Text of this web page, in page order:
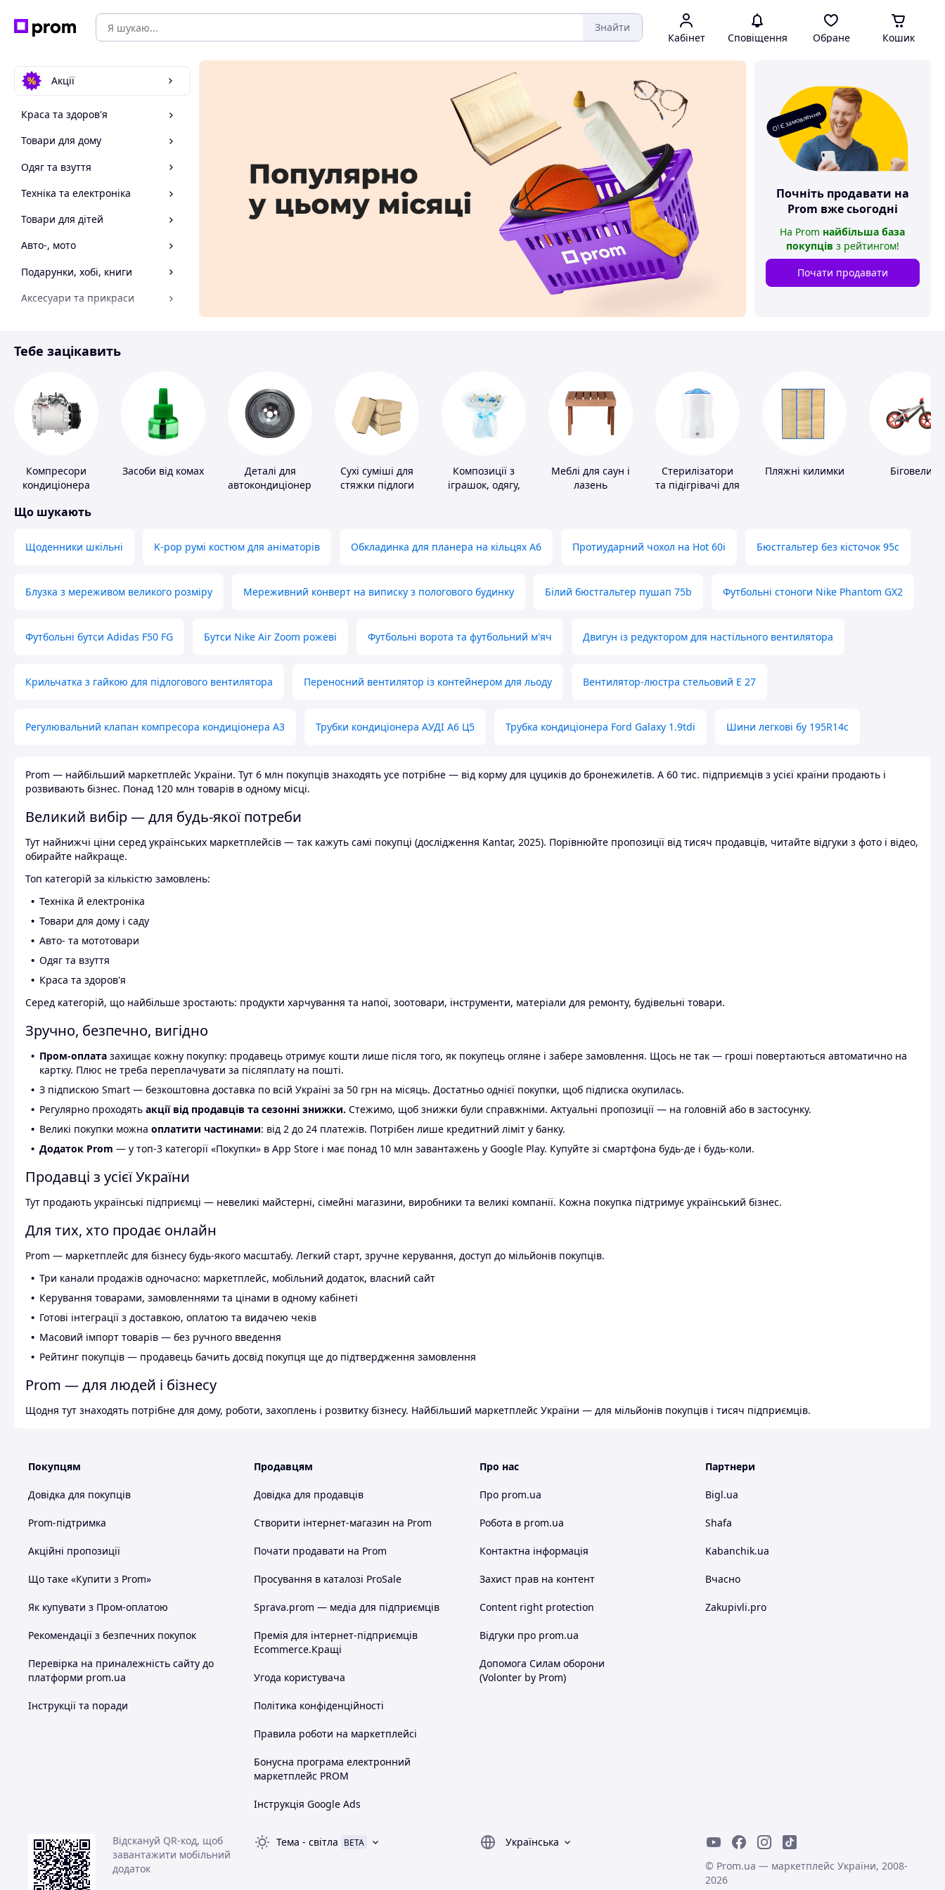
Знайти
Кабінет Сповіщення Обране Кошик
Акції
Краса та здоров'я
Товари для дому
Одяг та взуття
Техніка та електроніка
Товари для дітей
Авто-, мото
Подарунки, хобі, книги
Аксесуари та прикраси
Спорт і відпочинок
О! Є замовлення
Почніть продавати на
Prom вже сьогодні
На Prom найбільша база
покупців з рейтингом!
Почати продавати
Тебе зацікавить
Компресори
кондиціонера
Засоби від комах
Деталі для
автокондиціонерів
Сухі суміші для
стяжки підлоги
Композиції з
іграшок, одягу,
Меблі для саун і
лазень
Стерилізатори
та підігрівачі для
Пляжні килимки Біговели
Що шукають
Щоденники шкільні K-pop румі костюм для аніматорів Обкладинка для планера на кільцях А6 Протиударний чохол на Hot 60i Бюстгальтер без кісточок 95с
Блузка з мереживом великого розміру Мереживний конверт на виписку з пологового будинку Білий бюстгальтер пушап 75b Футбольні стоноги Nike Phantom GX2
Футбольні бутси Adidas F50 FG Бутси Nike Air Zoom рожеві Футбольні ворота та футбольний м'яч Двигун із редуктором для настільного вентилятора
Крильчатка з гайкою для підлогового вентилятора Переносний вентилятор із контейнером для льоду Вентилятор-люстра стельовий E 27
Регулювальний клапан компресора кондиціонера А3 Трубки кондиціонера АУДІ А6 Ц5 Трубка кондиціонера Ford Galaxy 1.9tdi Шини легкові бу 195R14c
Prom — найбільший маркетплейс України. Тут 6 млн покупців знаходять усе потрібне — від корму для цуциків до бронежилетів. А 60 тис. підприємців з усієї країни продають і
розвивають бізнес. Понад 120 млн товарів в одному місці.
Великий вибір — для будь-якої потреби
Тут найнижчі ціни серед українських маркетплейсів — так кажуть самі покупці (дослідження Kantar, 2025). Порівнюйте пропозиції від тисяч продавців, читайте відгуки з фото і відео,
обирайте найкраще.
Топ категорій за кількістю замовлень:
Техніка й електроніка
Товари для дому і саду
Авто- та мототовари
Одяг та взуття
Краса та здоров'я
Серед категорій, що найбільше зростають: продукти харчування та напої, зоотовари, інструменти, матеріали для ремонту, будівельні товари.
Зручно, безпечно, вигідно
Пром-оплата захищає кожну покупку: продавець отримує кошти лише після того, як покупець огляне і забере замовлення. Щось не так — гроші повертаються автоматично на
картку. Плюс не треба переплачувати за післяплату на пошті.
З підпискою Smart — безкоштовна доставка по всій Україні за 50 грн на місяць. Достатньо однієї покупки, щоб підписка окупилась.
Регулярно проходять акції від продавців та сезонні знижки. Стежимо, щоб знижки були справжніми. Актуальні пропозиції — на головній або в застосунку.
Великі покупки можна оплатити частинами: від 2 до 24 платежів. Потрібен лише кредитний ліміт у банку.
Додаток Prom — у топ-3 категорії «Покупки» в App Store і має понад 10 млн завантажень у Google Play. Купуйте зі смартфона будь-де і будь-коли.
Продавці з усієї України
Тут продають українські підприємці — невеликі майстерні, сімейні магазини, виробники та великі компанії. Кожна покупка підтримує український бізнес.
Для тих, хто продає онлайн
Prom — маркетплейс для бізнесу будь-якого масштабу. Легкий старт, зручне керування, доступ до мільйонів покупців.
Три канали продажів одночасно: маркетплейс, мобільний додаток, власний сайт
Керування товарами, замовленнями та цінами в одному кабінеті
Готові інтеграції з доставкою, оплатою та видачею чеків
Масовий імпорт товарів — без ручного введення
Рейтинг покупців — продавець бачить досвід покупця ще до підтвердження замовлення
Prom — для людей і бізнесу
Щодня тут знаходять потрібне для дому, роботи, захоплень і розвитку бізнесу. Найбільший маркетплейс України — для мільйонів покупців і тисяч підприємців.
Покупцям
Довідка для покупців
Prom-підтримка
Акційні пропозиції
Що таке «Купити з Prom»
Як купувати з Пром-оплатою
Рекомендації з безпечних покупок
Перевірка на приналежність сайту до
платформи prom.ua
Інструкції та поради
Продавцям
Довідка для продавців
Створити інтернет-магазин на Prom
Почати продавати на Prom
Просування в каталозі ProSale
Sprava.prom — медіа для підприємців
Премія для інтернет-підприємців
Ecommerce.Кращі
Угода користувача
Політика конфіденційності
Правила роботи на маркетплейсі
Бонусна програма електронний
маркетплейс PROM
Інструкція Google Ads
Про нас
Про prom.ua
Робота в prom.ua
Контактна інформація
Захист прав на контент
Content right protection
Відгуки про prom.ua
Допомога Силам оборони
(Volonter by Prom)
Партнери
Bigl.ua
Shafa
Kabanchik.ua
Вчасно
Zakupivli.pro
Відскануй QR-код, щоб
завантажити мобільний
додаток
Тема - світла BETA
Українська
© Prom.ua — маркетплейс України, 2008-
2026